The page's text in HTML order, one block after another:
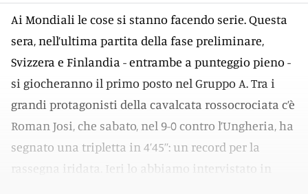
Ai Mondiali le cose si stanno facendo serie. Questa
sera, nell’ultima partita della fase preliminare,
Svizzera e Finlandia - entrambe a punteggio pieno -
si giocheranno il primo posto nel Gruppo A. Tra i
grandi protagonisti della cavalcata rossocrociata c’è
Roman Josi, che sabato, nel 9-0 contro l’Ungheria, ha
segnato una tripletta in 4’45’’: un record per la
rassegna iridata. Ieri lo abbiamo intervistato in